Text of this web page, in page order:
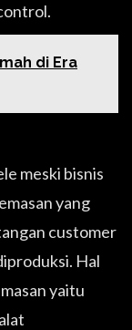
di Era
meski bisnis
yang
customer
Hal
yaitu